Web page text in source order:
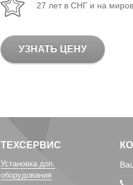
27 лет в СНГ и на
УЗНАТЬ ЦЕНУ
ТЕХСЕРВИС
Установка доп.
оборудования